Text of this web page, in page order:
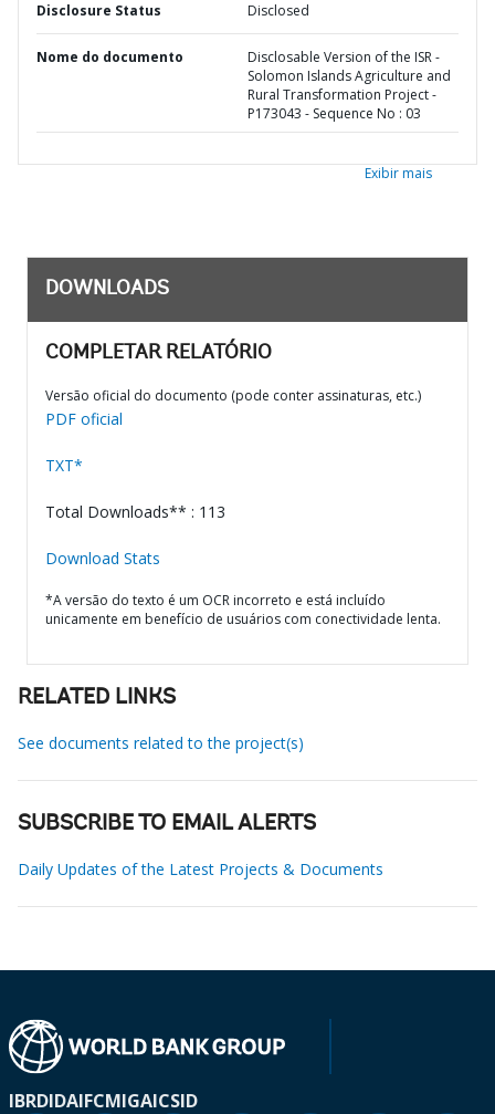
Disclosure Status Disclosed
Nome do documento
Disclosable Version of the ISR -
Solomon Islands Agriculture and
Rural Transformation Project -
P173043 - Sequence No : 03
Exibir mais
DOWNLOADS
COMPLETAR RELATÓRIO
Versão oficial do documento (pode conter assinaturas, etc.)
PDF oficial
TXT*
Total Downloads** : 113
Download Stats
*A versão do texto é um OCR incorreto e está incluído
unicamente em benefício de usuários com conectividade lenta.
RELATED LINKS
See documents related to the project(s)
SUBSCRIBE TO EMAIL ALERTS
Daily Updates of the Latest Projects & Documents
IBRDIDAIFCMIGAICSID